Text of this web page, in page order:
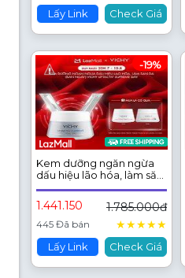
Lấy Link Check Giá
Kem dưỡng ngăn ngừa
dấu hiệu lão hóa, làm săn
da (ban ngày) Vichy
Liftactiv Supreme Day
1.441.150 1.785.000đ
445 Đã bán ★★★★★
Lấy Link Check Giá
-19%